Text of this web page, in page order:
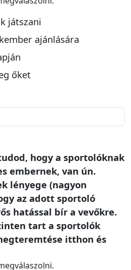
játszani
ajánlására
őket
hogy a sportolóknak
embernek, van ún.
lényege (nagyon
az adott sportoló
hatással bír a vevőkre.
tart a sportolók
itthon és